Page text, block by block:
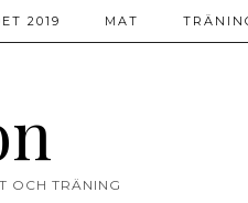
OCH TRÄNING
2019 MAT